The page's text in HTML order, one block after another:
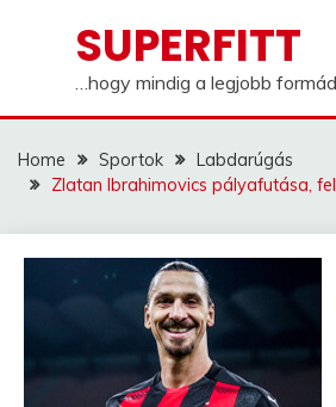
SUPERFITT
…hogy mindig a legjobb
Home Sportok
Labdarúgás
Zlatan Ibrahimovics pályafutása,